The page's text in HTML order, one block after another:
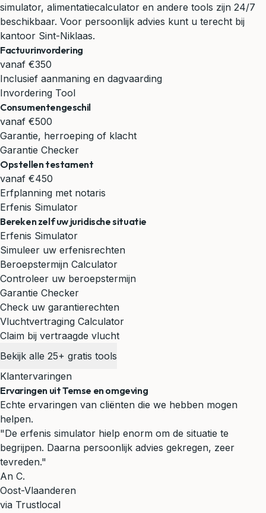
simulator, alimentatiecalculator en andere tools zijn 24/7
beschikbaar. Voor persoonlijk advies kunt u terecht bij
kantoor Sint-Niklaas.
Factuurinvordering
vanaf €350
Inclusief aanmaning en dagvaarding
Invordering Tool
Consumentengeschil
vanaf €500
Garantie, herroeping of klacht
Garantie Checker
Opstellen testament
vanaf €450
Erfplanning met notaris
Erfenis Simulator
Bereken zelf uw juridische situatie
Erfenis Simulator
Simuleer uw erfenisrechten
Beroepstermijn Calculator
Controleer uw beroepstermijn
Garantie Checker
Check uw garantierechten
Vluchtvertraging Calculator
Claim bij vertraagde vlucht
Bekijk alle 25+ gratis tools
Klantervaringen
Ervaringen uit Temse en omgeving
Echte ervaringen van cliënten die we hebben mogen
helpen.
"De erfenis simulator hielp enorm om de situatie te
begrijpen. Daarna persoonlijk advies gekregen, zeer
tevreden."
An C.
Oost-Vlaanderen
via Trustlocal